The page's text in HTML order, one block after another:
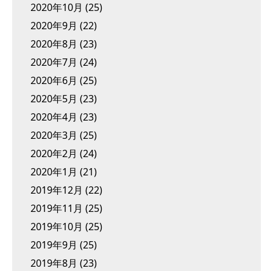
2020年10月 (25)
2020年9月 (22)
2020年8月 (23)
2020年7月 (24)
2020年6月 (25)
2020年5月 (23)
2020年4月 (23)
2020年3月 (25)
2020年2月 (24)
2020年1月 (21)
2019年12月 (22)
2019年11月 (25)
2019年10月 (25)
2019年9月 (25)
2019年8月 (23)